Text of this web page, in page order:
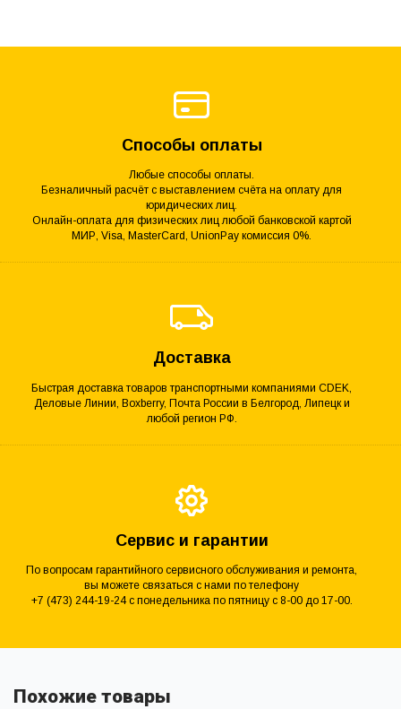
Способы оплаты
Любые способы оплаты.
Безналичный расчёт с выставлением счёта на оплату для
юридических лиц.
Онлайн-оплата для физических лиц любой банковской картой
МИР, Visa, MasterCard, UnionPay комиссия 0%.
Доставка
Быстрая доставка товаров транспортными компаниями CDEK,
Деловые Линии, Boxberry, Почта России в Белгород, Липецк и
любой регион РФ.
Сервис и гарантии
По вопросам гарантийного сервисного обслуживания и ремонта,
вы можете связаться с нами по телефону
+7 (473) 244-19-24 с понедельника по пятницу с 8-00 до 17-00.
Похожие товары